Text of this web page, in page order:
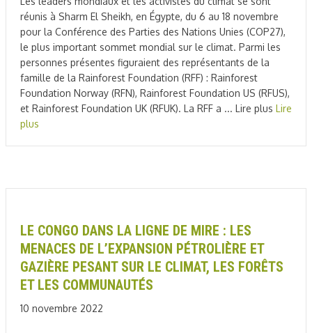
réunis à Sharm El Sheikh, en Égypte, du 6 au 18 novembre
pour la Conférence des Parties des Nations Unies (COP27),
le plus important sommet mondial sur le climat. Parmi les
personnes présentes figuraient des représentants de la
famille de la Rainforest Foundation (RFF) : Rainforest
Foundation Norway (RFN), Rainforest Foundation US (RFUS),
et Rainforest Foundation UK (RFUK). La RFF a ... Lire plus Lire
plus
LE CONGO DANS LA LIGNE DE MIRE : LES
MENACES DE L’EXPANSION PÉTROLIÈRE ET
GAZIÈRE PESANT SUR LE CLIMAT, LES FORÊTS
ET LES COMMUNAUTÉS
10 novembre 2022